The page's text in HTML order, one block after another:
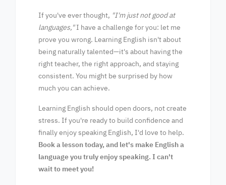
If you've ever thought, "I'm just not good at
languages,"I have a challenge for you: let me
prove you wrong. Learning English isn't about
being naturally talented—it's about having the
right teacher, the right approach, and staying
consistent. You might be surprised by how
much you can achieve.
Learning English should open doors, not create
stress. If you're ready to build confidence and
finally enjoy speaking English, I'd love to help.
Book a lesson today, and let's make English a
language you truly enjoy speaking. I can't
wait to meet you!